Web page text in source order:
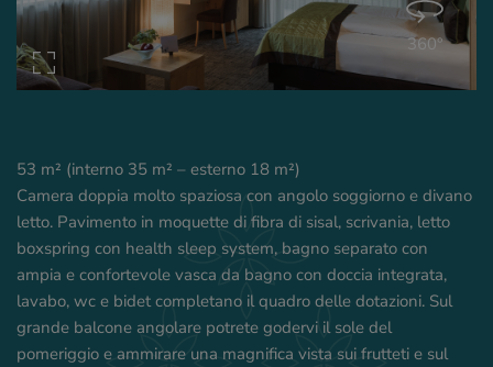
360°
53 m² (interno 35 m² – esterno 18 m²)
Camera doppia molto spaziosa con angolo soggiorno e divano
letto. Pavimento in moquette di fibra di sisal, scrivania, letto
boxspring con health sleep system, bagno separato con
ampia e confortevole vasca da bagno con doccia integrata,
lavabo, wc e bidet completano il quadro delle dotazioni. Sul
grande balcone angolare potrete godervi il sole del
pomeriggio e ammirare una magnifica vista sui frutteti e sul